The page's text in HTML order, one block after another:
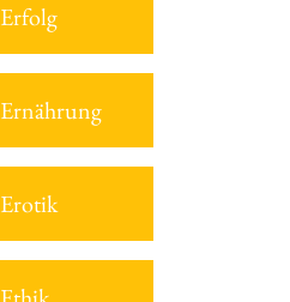
Erfolg
Ernährung
Erotik